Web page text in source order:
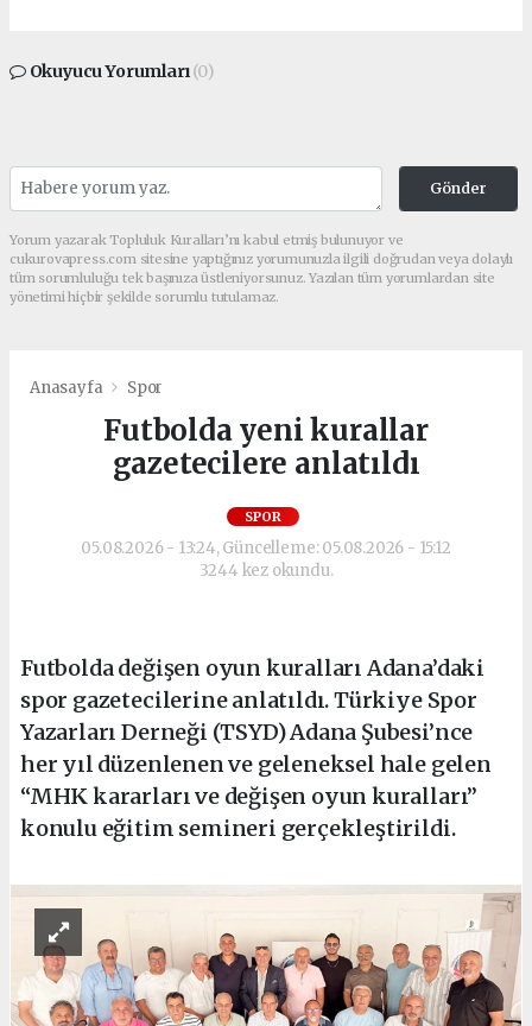
Okuyucu Yorumları(0)
Gönder
Yorum yazarak Topluluk Kuralları’nı kabul etmiş bulunuyor ve
cukurovapress.com sitesine yaptığınız yorumunuzla ilgili doğrudan veya dolaylı
tüm sorumluluğu tek başınıza üstleniyorsunuz. Yazılan tüm yorumlardan site
yönetimi hiçbir şekilde sorumlu tutulamaz.
Anasayfa Spor
Futbolda yeni kurallar
gazetecilere anlatıldı
SPOR
05.08.2026 - 13:24, Güncelleme: 05.08.2026 - 15:12
3244 kez okundu.
Futbolda değişen oyun kuralları Adana’daki
spor gazetecilerine anlatıldı. Türkiye Spor
Yazarları Derneği (TSYD) Adana Şubesi’nce
her yıl düzenlenen ve geleneksel hale gelen
“MHK kararları ve değişen oyun kuralları”
konulu eğitim semineri gerçekleştirildi.